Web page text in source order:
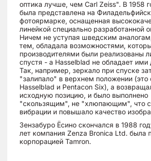
оптика лучше, чем Carl Zeiss". В 1958
была представлена на
фотоярмарке, оснащенная
линейкой специально разработанной
Ничем не уступая шведским
тем, обладала возможностями,
производителями были реализованы
спустя - а Hasselblad не обладает ими
Так, например, зеркало при спуске
"залипало" в верхнем положении (это
Hasselblad и Pentacon Six), а
исходную позицию, и было выполнено
"скользящим", не "хлюпающим", что
вибрации и повышало качество
Зензабуро Ёсино скончался в 1988
лет компания Zenza Bronica Ltd. была
корпорацией Tamron.